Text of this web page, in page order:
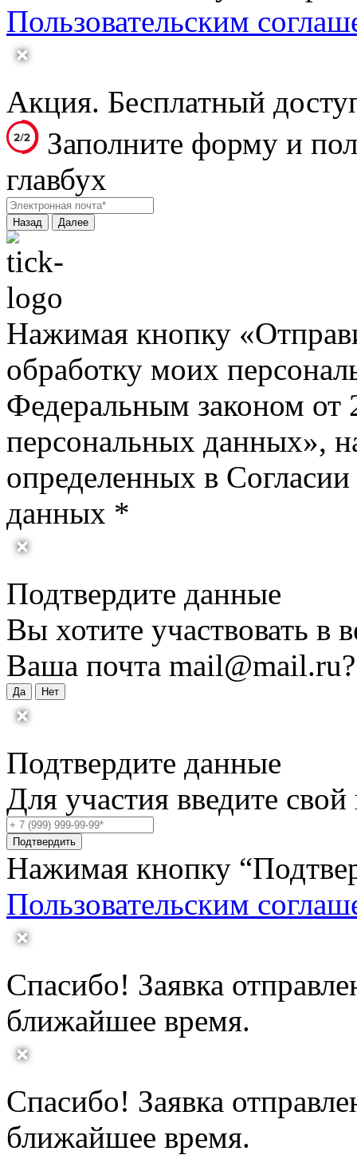
Пользовательским
Акция. Бесплатный
Заполните форму и
главбух
Назад Далее
Нажимая кнопку
обработку моих
Федеральным законом
персональных данных»,
определенных в
данных *
Подтвердите данные
Вы хотите участвовать в
Ваша почта mail@mail.ru?
Да Нет
Подтвердите данные
Для участия введите
Подтвердить
Нажимая кнопку
Пользовательским
Спасибо! Заявка
ближайшее время.
Спасибо! Заявка
ближайшее время.